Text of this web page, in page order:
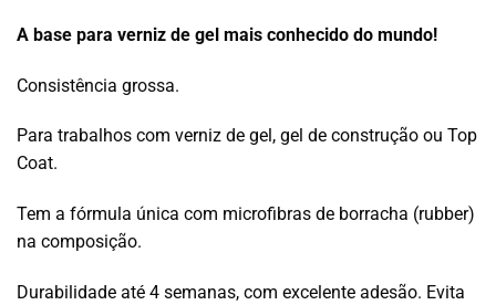
A base para verniz de gel mais conhecido do mundo!
Consistência grossa.
Para trabalhos com verniz de gel, gel de construção ou Top
Coat.
Tem a fórmula única com microfibras de borracha (rubber)
na composição.
Durabilidade até 4 semanas, com excelente adesão. Evita